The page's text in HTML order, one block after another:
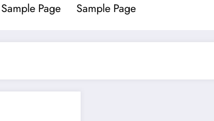
Sample Page Sample Page